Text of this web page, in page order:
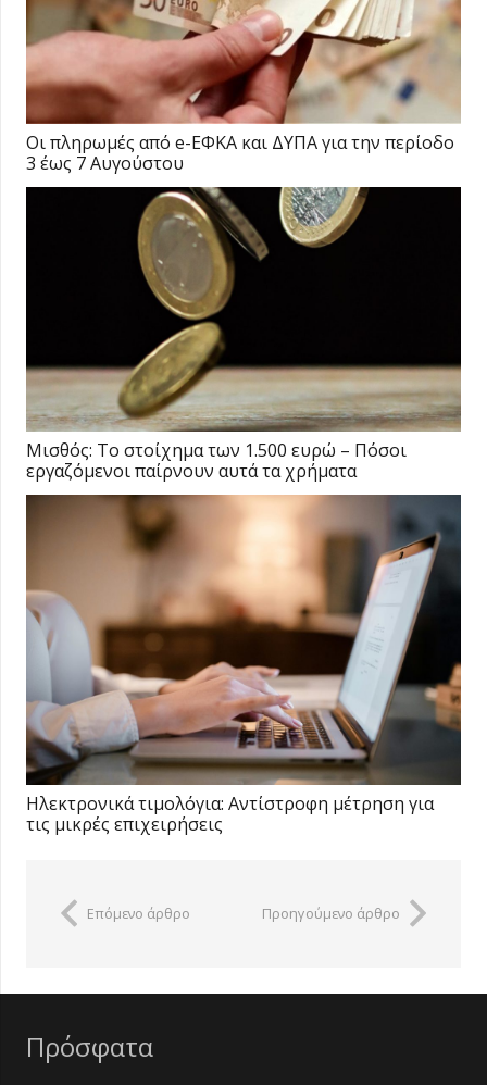
Οι πληρωμές από e-ΕΦΚΑ και ΔΥΠΑ για την περίοδο
3 έως 7 Αυγούστου
Μισθός: Το στοίχημα των 1.500 ευρώ – Πόσοι
εργαζόμενοι παίρνουν αυτά τα χρήματα
Ηλεκτρονικά τιμολόγια: Αντίστροφη μέτρηση για
τις μικρές επιχειρήσεις
Επόμενο άρθρο Προηγούμενο άρθρο
Πρόσφατα